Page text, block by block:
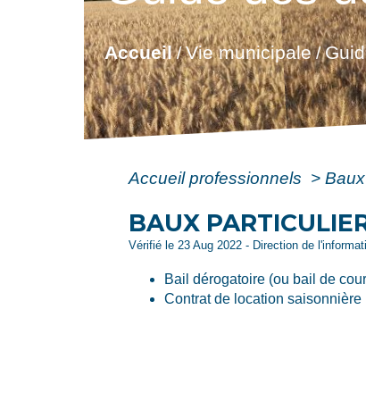
Accueil/Vie municipale/
Accueil professionnels > Baux
BAUX
Vérifié le 23 Aug 2022 - Direction de
Bail dérogatoire (ou bail de
Contrat de location saisonnière